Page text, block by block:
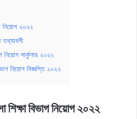
নিয়োগ ২০২২
তথ্যাবলী
নিয়োগ সার্কুলার ২০২২
নিয়োগ বিজ্ঞপ্তি ২০২২
শিক্ষা বিভাগ নিয়োগ ২০২২